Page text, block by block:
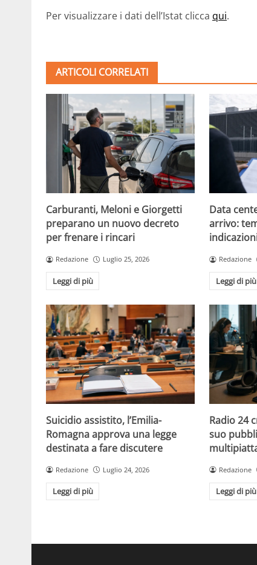
Per visualizzare i dati dell’Istat clicca qui.
ARTICOLI CORRELATI
Carburanti, Meloni e Giorgetti
preparano un nuovo decreto
per frenare i rincari
Redazione Luglio 25, 2026
Leggi di più
Data
arrivo:
Redazione
Leggi di più
Suicidio assistito, l’Emilia-
Romagna approva una legge
destinata a fare discutere
Redazione Luglio 24, 2026
Leggi di più
Radio 24
suo
Redazione
Leggi di più